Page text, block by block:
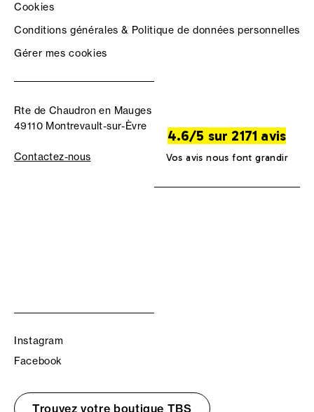
Cookies
Conditions générales & Politique de données personnelles
Gérer mes cookies
Rte de Chaudron en Mauges
49110 Montrevault-sur-Èvre
Contactez-nous
4.6/5 sur 2171 avis
Vos avis nous font grandir
Instagram
Facebook
Trouvez votre boutique TBS